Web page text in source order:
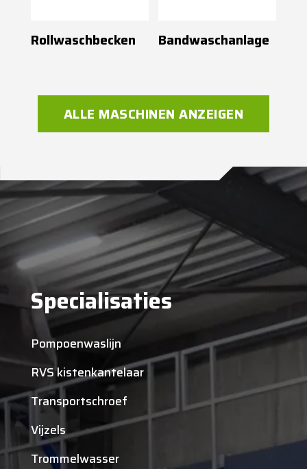
Rollwaschbecken Bandwaschanlage
ALLE MASCHINEN ANZEIGEN
Specialisaties
Pompoenwaslijn
RVS kistenkantelaar
Transportschroef
Vijzels
Trommelwasser